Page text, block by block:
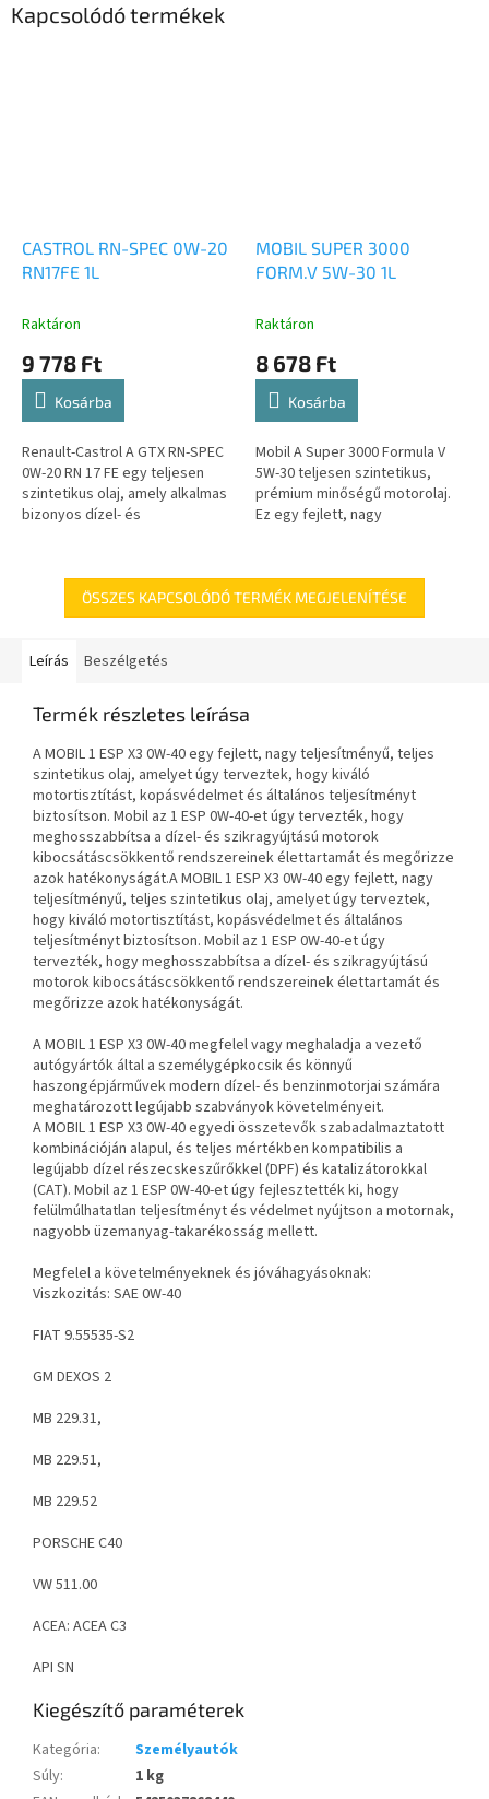
Kapcsolódó termékek
CASTROL RN-SPEC 0W-20
RN17FE 1L
Raktáron
9 778 Ft
Kosárba
Renault-Castrol A GTX RN-SPEC
0W-20 RN 17 FE egy teljesen
szintetikus olaj, amely alkalmas
bizonyos dízel- és
MOBIL SUPER 3000
FORM.V 5W-30 1L
Raktáron
8 678 Ft
Kosárba
Mobil A Super 3000 Formula V
5W-30 teljesen szintetikus,
prémium minőségű motorolaj.
Ez egy fejlett, nagy
úgy terveztek, hogy...
ÖSSZES KAPCSOLÓDÓ TERMÉK MEGJELENÍTÉSE
Leírás Beszélgetés
Termék részletes leírása
A MOBIL 1 ESP X3 0W-40 egy fejlett, nagy teljesítményű, teljes
szintetikus olaj, amelyet úgy terveztek, hogy kiváló
motortisztítást, kopásvédelmet és általános teljesítményt
biztosítson. Mobil az 1 ESP 0W-40-et úgy tervezték, hogy
meghosszabbítsa a dízel- és szikragyújtású motorok
kibocsátáscsökkentő rendszereinek élettartamát és megőrizze
azok hatékonyságát.A MOBIL 1 ESP X3 0W-40 egy fejlett, nagy
teljesítményű, teljes szintetikus olaj, amelyet úgy terveztek,
hogy kiváló motortisztítást, kopásvédelmet és általános
teljesítményt biztosítson. Mobil az 1 ESP 0W-40-et úgy
tervezték, hogy meghosszabbítsa a dízel- és szikragyújtású
motorok kibocsátáscsökkentő rendszereinek élettartamát és
megőrizze azok hatékonyságát.
A MOBIL 1 ESP X3 0W-40 megfelel vagy meghaladja a vezető
autógyártók által a személygépkocsik és könnyű
haszongépjárművek modern dízel- és benzinmotorjai számára
meghatározott legújabb szabványok követelményeit.
A MOBIL 1 ESP X3 0W-40 egyedi összetevők szabadalmaztatott
kombinációján alapul, és teljes mértékben kompatibilis a
legújabb dízel részecskeszűrőkkel (DPF) és katalizátorokkal
(CAT). Mobil az 1 ESP 0W-40-et úgy fejlesztették ki, hogy
felülmúlhatatlan teljesítményt és védelmet nyújtson a motornak,
nagyobb üzemanyag-takarékosság mellett.
Megfelel a követelményeknek és jóváhagyásoknak:
Viszkozitás: SAE 0W-40
FIAT 9.55535-S2
GM DEXOS 2
MB 229.31,
MB 229.51,
MB 229.52
PORSCHE C40
VW 511.00
ACEA: ACEA C3
API SN
Kiegészítő paraméterek
Kategória:
Személyautók
Súly:
1 kg